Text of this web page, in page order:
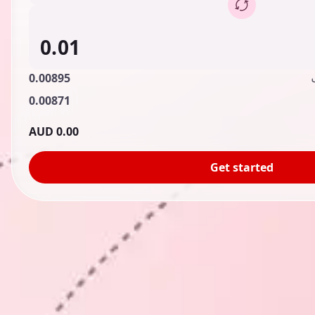
0.00895
0.00871
0.00 AUD
Get started